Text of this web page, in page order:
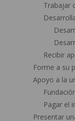
Trabajar
Recibir
Forme a su
Apoyo a la
Pagar el
Presentar